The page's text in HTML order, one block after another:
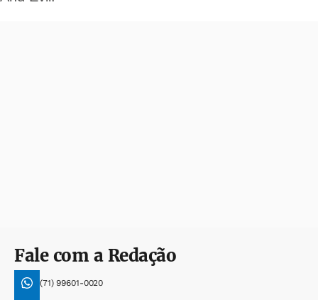
Fale com a Redação
(71) 99601-0020